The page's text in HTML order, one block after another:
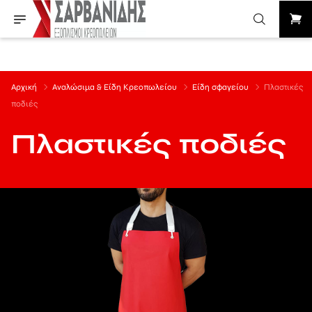
Πλαστικές ποδιές
Αρχική Αναλώσιμα & Είδη Κρεοπωλείου Είδη σφαγείου
Πλαστικές
ποδιές